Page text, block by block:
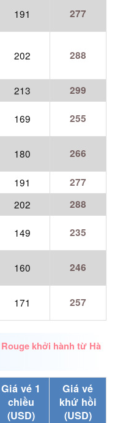
191 277
202 288
213
299
169 255
180 266
191
277
202
288
149 235
160 246
171 257
khởi hành từ Hà
Giá vé 1
chiều
(USD)
Giá vé
khứ hồi
(USD)